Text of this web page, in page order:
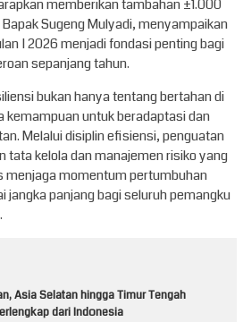
memberikan tambahan ±1.000
Sugeng Mulyadi, menyampaikan
I 2026 menjadi fondasi penting bagi
sepanjang tahun.
bukan hanya tentang bertahan di
kemampuan untuk beradaptasi dan
Melalui disiplin efisiensi, penguatan
tata kelola dan manajemen risiko yang
menjaga momentum pertumbuhan
jangka panjang bagi seluruh pemangku
Asia Selatan hingga Timur Tengah
dari Indonesia